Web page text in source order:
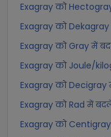
Exagray को
Exagray को
Exagray को Gray में
Exagray को Joule/
Exagray को
Exagray को Rad में
Exagray को